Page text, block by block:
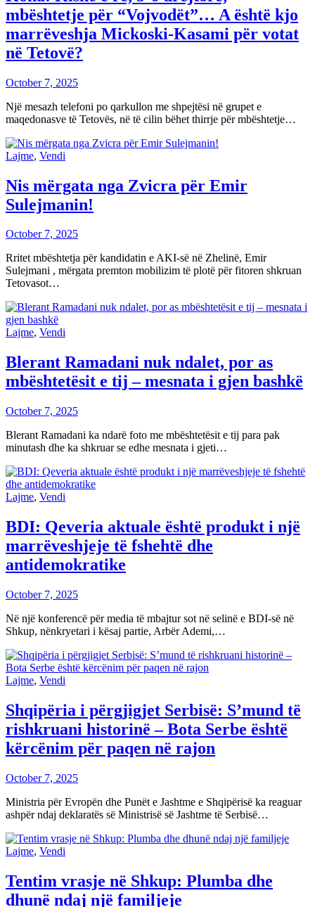
mbështetje për “Vojvodët”… A është kjo
marrëveshja Mickoski-Kasami për votat
në Tetovë?
October 7, 2025
Një mesazh telefoni po qarkullon me shpejtësi në grupet e
maqedonasve të Tetovës, në të cilin bëhet thirrje për mbështetje…
Lajme, Vendi
Nis mërgata nga Zvicra për Emir
Sulejmanin!
October 7, 2025
Rritet mbështetja për kandidatin e AKI-së në Zhelinë, Emir
Sulejmani , mërgata premton mobilizim të plotë për fitoren shkruan
Tetovasot…
Lajme, Vendi
Blerant Ramadani nuk ndalet, por as
mbështetësit e tij – mesnata i gjen bashkë
October 7, 2025
Blerant Ramadani ka ndarë foto me mbështetësit e tij para pak
minutash dhe ka shkruar se edhe mesnata i gjeti…
Lajme, Vendi
BDI: Qeveria aktuale është produkt i një
marrëveshjeje të fshehtë dhe
antidemokratike
October 7, 2025
Në një konferencë për media të mbajtur sot në selinë e BDI-së në
Shkup, nënkryetari i kësaj partie, Arbër Ademi,…
Lajme, Vendi
Shqipëria i përgjigjet Serbisë: S’mund të
rishkruani historinë – Bota Serbe është
kërcënim për paqen në rajon
October 7, 2025
Ministria për Evropën dhe Punët e Jashtme e Shqipërisë ka reaguar
ashpër ndaj deklaratës së Ministrisë së Jashtme të Serbisë…
Lajme, Vendi
Tentim vrasje në Shkup: Plumba dhe
dhunë ndaj një familjeje